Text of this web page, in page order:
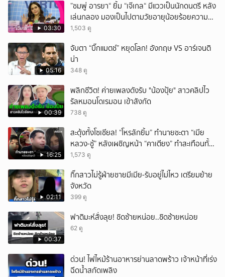
03:30
”ชมพู่ อารยา“ ยิ้ม “เจ๊เกล“ มีแววเป็นนักดนตรี หลัง
เล่นกลอง มองเป็นไปตามวัยอายุน้อยร้อยความ
สามารถ
1,503 ดู
05:16
จับตา “บิ๊กแมตช์” หยุดโลก! อังกฤษ VS อาร์เจนติ
น่า
348 ดู
00:39
พลิกชีวิต! ค่ายเพลงดังรับ "น้องปุ้ย" สาวคลิปไว
รัลหมอนโดเรมอน เข้าสังกัด
738 ดู
16:25
สะดุ้งทั้งโซเชียล! “โหรลักยิ้ม” ทำนายชะตา “เมีย
หลวง-ชู้” หลังเผชิญหน้า “คาเตียง” ทำสะเทือนทั้ง
ประเทศ
1,573 ดู
02:11
กิ๊กสาวไม่รู้ฝ่ายชายมีเมีย-รับอยู่ไม่ไหว เตรียมย้าย
จังหวัด
399 ดู
00:37
ฟาติมะห์สั่งลุย! ชิดซ้ายหน่อย..ชิดซ้ายหน่อย
62 ดู
ด่วน! ไฟไหม้ร้านอาหารย่านลาดพร้าว เจ้าหน้าที่เร่ง
ฉีดน้ำสกัดเพลิง